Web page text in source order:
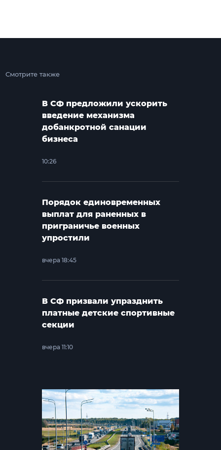
Смотрите также
В СФ предложили ускорить
введение механизма
добанкротной санации
бизнеса
10:26
Порядок единовременных
выплат для раненных в
приграничье военных
упростили
вчера 18:45
В СФ призвали упразднить
платные детские спортивные
секции
вчера 11:10